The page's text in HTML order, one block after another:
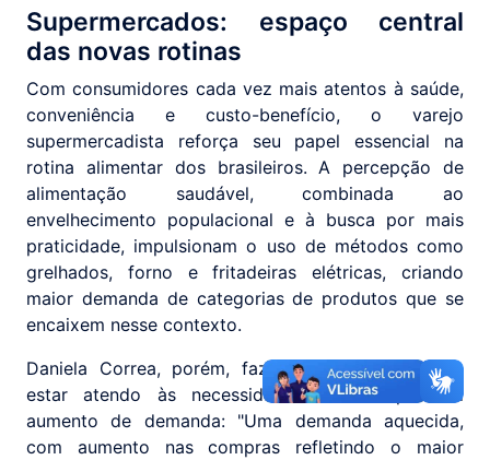
Supermercados: espaço central
das novas rotinas
Com consumidores cada vez mais atentos à saúde,
conveniência e custo-benefício, o varejo
supermercadista reforça seu papel essencial na
rotina alimentar dos brasileiros. A percepção de
alimentação saudável, combinada ao
envelhecimento populacional e à busca por mais
praticidade, impulsionam o uso de métodos como
grelhados, forno e fritadeiras elétricas, criando
maior demanda de categorias de produtos que se
encaixem nesse contexto.
Daniela Correa, porém, faz um alerta, é preciso
estar atendo às necessidades de um possível
aumento de demanda: "Uma demanda aquecida,
com aumento nas compras refletindo o maior